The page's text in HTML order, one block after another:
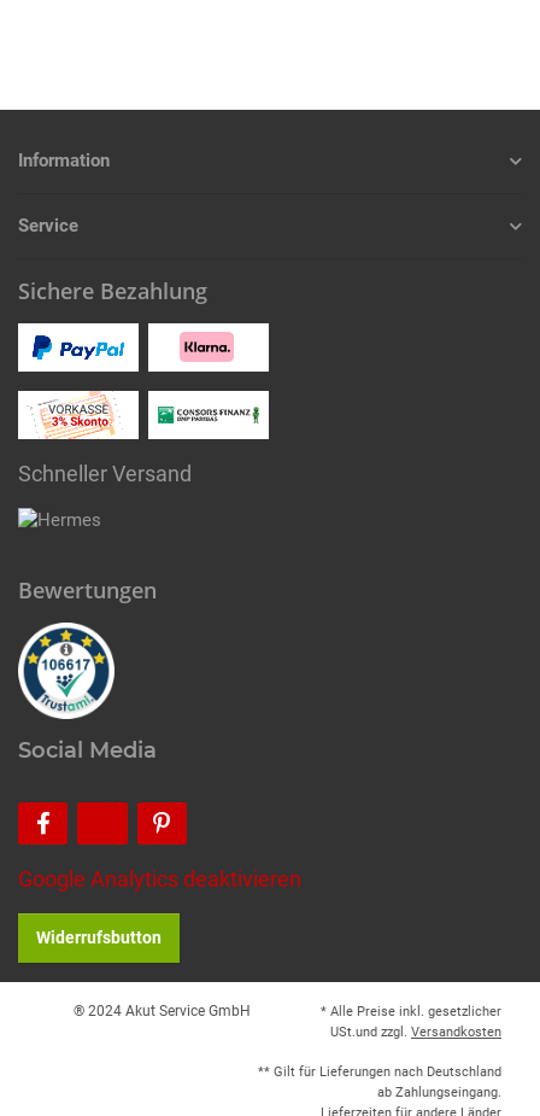
Information
Service
Sichere Bezahlung
Schneller Versand
Bewertungen
Social Media
Google Analytics deaktivieren
Widerrufsbutton
® 2024 Akut Service GmbH
* Alle Preise inkl. gesetzlicher
USt.und zzgl. Versandkosten
** Gilt für Lieferungen nach Deutschland
ab Zahlungseingang.